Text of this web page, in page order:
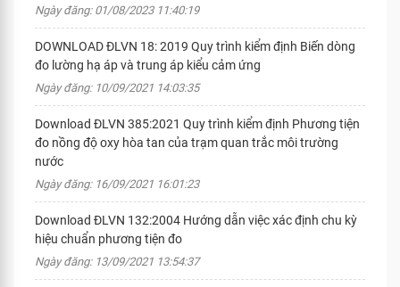
Ngày đăng: 01/08/2023 11:40:19
DOWNLOAD ĐLVN 18: 2019 Quy trình kiểm định Biến dòng
đo lường hạ áp và trung áp kiểu cảm ứng
Ngày đăng: 10/09/2021 14:03:35
Download ĐLVN 385:2021 Quy trình kiểm định Phương tiện
đo nồng độ oxy hòa tan của trạm quan trắc môi trường
nước
Ngày đăng: 16/09/2021 16:01:23
Download ĐLVN 132:2004 Hướng dẫn việc xác định chu kỳ
hiệu chuẩn phương tiện đo
Ngày đăng: 13/09/2021 13:54:37